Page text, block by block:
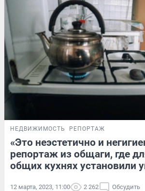
НЕДВИЖИМОСТЬ РЕПОРТАЖ
«Это неэстетично и
репортаж из общаги, где
общих кухнях установили
12 марта, 2023, 11:00 2 262 Обсудить